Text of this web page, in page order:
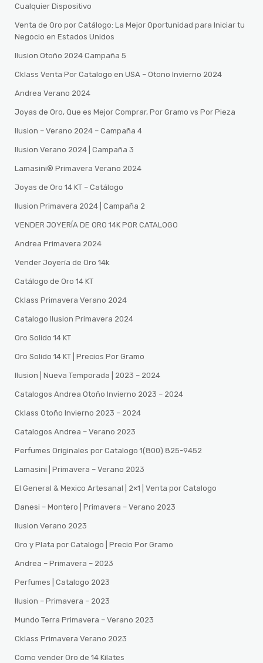
Cualquier Dispositivo
Venta de Oro por Catálogo: La Mejor Oportunidad para Iniciar tu
Negocio en Estados Unidos
Ilusion Otoño 2024 Campaña 5
Cklass Venta Por Catalogo en USA – Otono Invierno 2024
Andrea Verano 2024
Joyas de Oro, Que es Mejor Comprar, Por Gramo vs Por Pieza
Ilusion – Verano 2024 – Campaña 4
Ilusion Verano 2024 | Campaña 3
Lamasini®️ Primavera Verano 2024
Joyas de Oro 14 KT – Catálogo
Ilusion Primavera 2024 | Campaña 2
VENDER JOYERÍA DE ORO 14K POR CATALOGO
Andrea Primavera 2024
Vender Joyería de Oro 14k
Catálogo de Oro 14 KT
Cklass Primavera Verano 2024
Catalogo Ilusion Primavera 2024
Oro Solido 14 KT
Oro Solido 14 KT | Precios Por Gramo
Ilusion | Nueva Temporada | 2023 – 2024
Catalogos Andrea Otoño Invierno 2023 – 2024
Cklass Otoño Invierno 2023 – 2024
Catalogos Andrea – Verano 2023
Perfumes Originales por Catalogo 1(800) 825-9452
Lamasini | Primavera – Verano 2023
El General & Mexico Artesanal | 2×1 | Venta por Catalogo
Danesi – Montero | Primavera – Verano 2023
Ilusion Verano 2023
Oro y Plata por Catalogo | Precio Por Gramo
Andrea – Primavera – 2023
Perfumes | Catalogo 2023
Ilusion – Primavera – 2023
Mundo Terra Primavera – Verano 2023
Cklass Primavera Verano 2023
Como vender Oro de 14 Kilates